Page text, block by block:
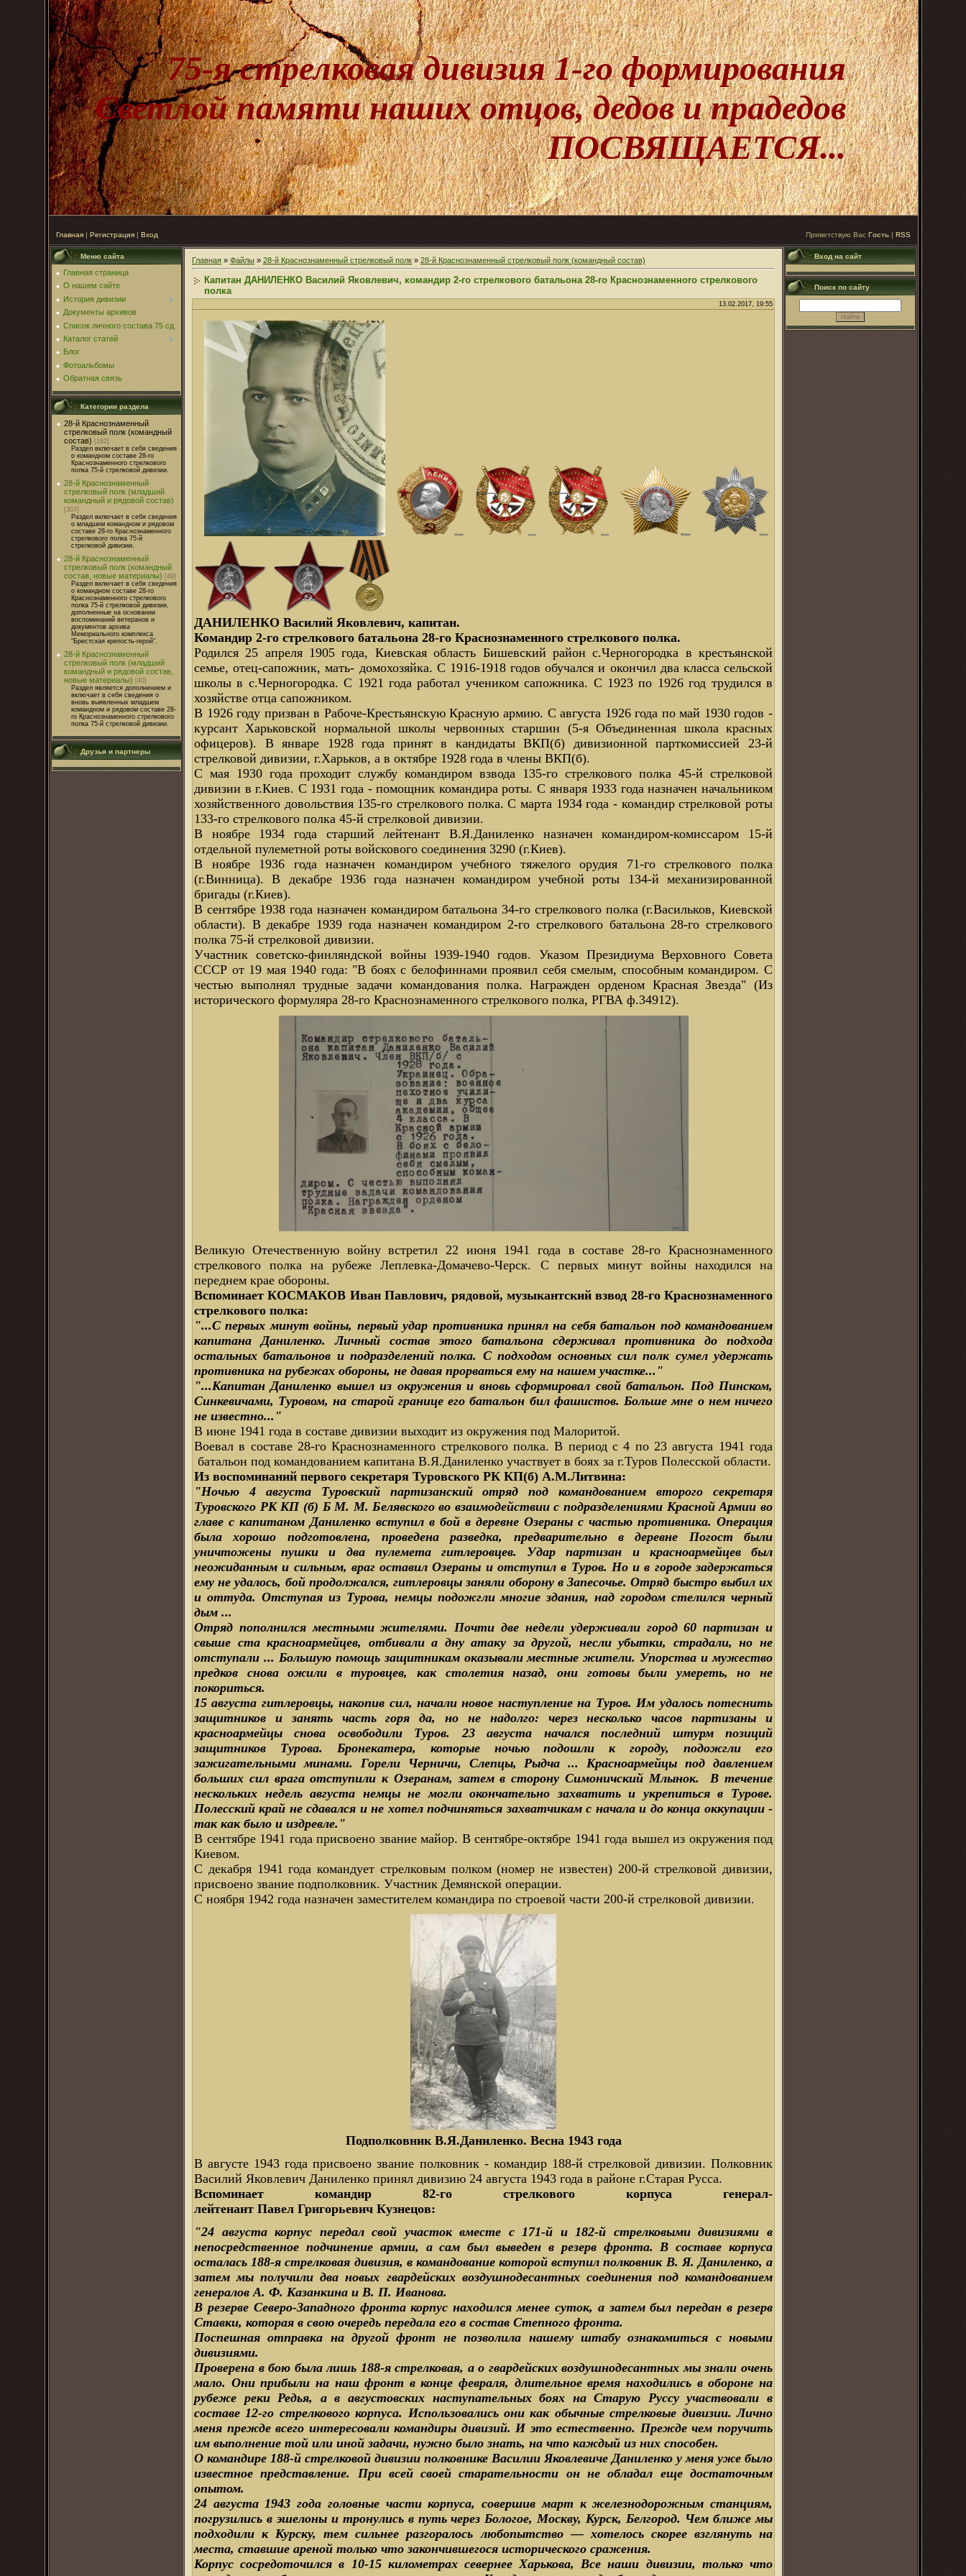
75-я стрелковая дивизия 1-го формирования
Светлой памяти наших отцов, дедов и прадедов
ПОСВЯЩАЕТСЯ...
Главная|Регистрация|Вход Приветствую Вас Гость| RSS
Меню сайта
Главная страница
О нашем сайте
История дивизии
Документы архивов
Список личного состава 75 сд
Каталог статей
Блог
Фотоальбомы
Обратная связь
Категории раздела
28-й Краснознаменный
стрелковый полк (командный
состав)
[162]
Раздел включает в себя сведения
о командном составе 28-го
Краснознаменного стрелкового
полка 75-й стрелковой дивизии.
28-й Краснознаменный
стрелковый полк (младший
командный и рядовой состав)
[307]
Раздел включает в себя сведения
о младшем командном и рядовом
составе 28-го Краснознаменного
стрелкового полка 75-й
стрелковой дивизии.
28-й Краснознаменный
стрелковый полк (командный
состав, новые материалы)
[49]
Раздел включает в себя сведения
о командном составе 28-го
Краснознаменного стрелкового
полка 75-й стрелковой дивизии,
дополненные на основании
воспоминаний ветеранов и
документов архива
Мемориального комплекса
"Брестская крепость-герой".
28-й Краснознаменный
стрелковый полк (младший
командный и рядовой состав,
новые материалы)
[40]
Раздел является дополнением и
включает в себя сведения о
вновь выявленных младшем
командном и рядовом составе 28-
го Краснознаменного стрелкового
полка 75-й стрелковой дивизии.
Друзья и партнеры
Главная » Файлы » 28-й Краснознаменный стрелковый полк » 28-й Краснознаменный стрелковый полк (командный состав)
Капитан ДАНИЛЕНКО Василий Яковлевич, командир 2-го стрелкового батальона 28-го Краснознаменного стрелкового
полка
13.02.2017, 19:55
ДАНИЛЕНКО Василий Яковлевич, капитан.
Командир 2-го стрелкового батальона 28-го Краснознаменного стрелкового полка.
Родился 25 апреля 1905 года, Киевская область Бишевский район с.Черногородка в крестьянской
семье, отец-сапожник, мать- домохозяйка. С 1916-1918 годов обучался и окончил два класса сельской
школы в с.Черногородка. С 1921 года работал учеником сапожника. С 1923 по 1926 год трудился в
хозяйстве отца сапожником.
В 1926 году призван в Рабоче-Крестьянскую Красную армию. С августа 1926 года по май 1930 годов -
курсант Харьковской нормальной школы червонных старшин (5-я Объединенная школа красных
офицеров). В январе 1928 года принят в кандидаты ВКП(б) дивизионной парткомиссией 23-й
стрелковой дивизии, г.Харьков, а в октябре 1928 года в члены ВКП(б).
С мая 1930 года проходит службу командиром взвода 135-го стрелкового полка 45-й стрелковой
дивизии в г.Киев. С 1931 года - помощник командира роты. С января 1933 года назначен начальником
хозяйственного довольствия 135-го стрелкового полка. С марта 1934 года - командир стрелковой роты
133-го стрелкового полка 45-й стрелковой дивизии.
В ноябре 1934 года старший лейтенант В.Я.Даниленко назначен командиром-комиссаром 15-й
отдельной пулеметной роты войскового соединения 3290 (г.Киев).
В ноябре 1936 года назначен командиром учебного тяжелого орудия 71-го стрелкового полка
(г.Винница). В декабре 1936 года назначен командиром учебной роты 134-й механизированной
бригады (г.Киев).
В сентябре 1938 года назначен командиром батальона 34-го стрелкового полка (г.Васильков, Киевской
области). В декабре 1939 года назначен командиром 2-го стрелкового батальона 28-го стрелкового
полка 75-й стрелковой дивизии.
Участник советско-финляндской войны 1939-1940 годов. Указом Президиума Верховного Совета
СССР от 19 мая 1940 года: "В боях с белофиннами проявил себя смелым, способным командиром. С
честью выполнял трудные задачи командования полка. Награжден орденом Красная Звезда" (Из
исторического формуляра 28-го Краснознаменного стрелкового полка, РГВА ф.34912).
Великую Отечественную войну встретил 22 июня 1941 года в составе 28-го Краснознаменного
стрелкового полка на рубеже Леплевка-Домачево-Черск. С первых минут войны находился на
переднем крае обороны.
Вспоминает КОСМАКОВ Иван Павлович, рядовой, музыкантский взвод 28-го Краснознаменного
стрелкового полка:
"...С первых минут войны, первый удар противника принял на себя батальон под командованием
капитана Даниленко. Личный состав этого батальона сдерживал противника до подхода
остальных батальонов и подразделений полка. С подходом основных сил полк сумел удержать
противника на рубежах обороны, не давая прорваться ему на нашем участке..."
"...Капитан Даниленко вышел из окружения и вновь сформировал свой батальон. Под Пинском,
Синкевичами, Туровом, на старой границе его батальон бил фашистов. Больше мне о нем ничего
не известно..."
В июне 1941 года в составе дивизии выходит из окружения под Малоритой.
Воевал в составе 28-го Краснознаменного стрелкового полка. В период с 4 по 23 августа 1941 года
батальон под командованием капитана В.Я.Даниленко участвует в боях за г.Туров Полесской области.
Из воспоминаний первого секретаря Туровского РК КП(б) А.М.Литвина:
"Ночью 4 августа Туровский партизанский отряд под командованием второго секретаря
Туровского РК КП (б) Б М. М. Белявского во взаимодействии с подразделениями Красной Армии во
главе с капитаном Даниленко вступил в бой в деревне Озераны с частью противника. Операция
была хорошо подготовлена, проведена разведка, предварительно в деревне Погост были
уничтожены пушки и два пулемета гитлеровцев. Удар партизан и красноармейцев был
неожиданным и сильным, враг оставил Озераны и отступил в Туров. Но и в городе задержаться
ему не удалось, бой продолжался, гитлеровцы заняли оборону в Запесочье. Отряд быстро выбил их
и оттуда. Отступая из Турова, немцы подожгли многие здания, над городом стелился черный
дым ...
Отряд пополнился местными жителями. Почти две недели удерживали город 60 партизан и
свыше ста красноармейцев, отбивали а дну атаку за другой, несли убытки, страдали, но не
отступали ... Большую помощь защитникам оказывали местные жители. Упорства и мужество
предков снова ожили в туровцев, как столетия назад, они готовы были умереть, но не
покориться.
15 августа гитлеровцы, накопив сил, начали новое наступление на Туров. Им удалось потеснить
защитников и занять часть горя да, но не надолго: через несколько часов партизаны и
красноармейцы снова освободили Туров. 23 августа начался последний штурм позиций
защитников Турова. Бронекатера, которые ночью подошли к городу, подожгли его
зажигательными минами. Горели Черничи, Слепцы, Рыдча ... Красноармейцы под давлением
больших сил врага отступили к Озеранам, затем в сторону Симоничский Млынок. В течение
нескольких недель августа немцы не могли окончательно захватить и укрепиться в Турове.
Полесский край не сдавался и не хотел подчиняться захватчикам с начала и до конца оккупации -
так как было и издревле."
В сентябре 1941 года присвоено звание майор. В сентябре-октябре 1941 года вышел из окружения под
Киевом.
С декабря 1941 года командует стрелковым полком (номер не известен) 200-й стрелковой дивизии,
присвоено звание подполковник. Участник Демянской операции.
С ноября 1942 года назначен заместителем командира по строевой части 200-й стрелковой дивизии.
Подполковник В.Я.Даниленко. Весна 1943 года
В августе 1943 года присвоено звание полковник - командир 188-й стрелковой дивизии. Полковник
Василий Яковлевич Даниленко принял дивизию 24 августа 1943 года в районе г.Старая Русса.
Вспоминает командир 82-го стрелкового корпуса генерал-
лейтенант Павел Григорьевич Кузнецов:
"24 августа корпус передал свой участок вместе с 171-й и 182-й стрелковыми дивизиями в
непосредственное подчинение армии, а сам был выведен в резерв фронта. В составе корпуса
осталась 188-я стрелковая дивизия, в командование которой вступил полковник В. Я. Даниленко, а
затем мы получили два новых гвардейских воздушнодесантных соединения под командованием
генералов А. Ф. Казанкина и В. П. Иванова.
B резерве Северо-Западного фронта корпус находился менее суток, а затем был передан в резерв
Ставки, которая в свою очередь передала его в состав Степного фронта.
Поспешная отправка на другой фронт не позволила нашему штабу ознакомиться с новыми
дивизиями.
Проверена в бою была лишь 188-я стрелковая, а о гвардейских воздушнодесантных мы знали очень
мало. Они прибыли на наш фронт в конце февраля, длительное время находились в обороне на
рубеже реки Редья, а в августовских наступательных боях на Старую Руссу участвовали в
составе 12-го стрелкового корпуса. Использовались они как обычные стрелковые дивизии. Лично
меня прежде всего интересовали командиры дивизий. И это естественно. Прежде чем поручить
им выполнение той или иной задачи, нужно было знать, на что каждый из них способен.
О командире 188-й стрелковой дивизии полковнике Василии Яковлевиче Даниленко у меня уже было
известное представление. При всей своей старательности он не обладал еще достаточным
опытом.
24 августа 1943 года головные части корпуса, совершив март к железнодорожным станциям,
погрузились в эшелоны и тронулись в путь через Бологое, Москву, Курск, Белгород. Чем ближе мы
подходили к Курску, тем сильнее разгоралось любопытство — хотелось скорее взглянуть на
места, ставшие ареной только что закончившегося исторического сражения.
Корпус сосредоточился в 10-15 километрах севернее Харькова, Все наши дивизии, только что
Вход на сайт
Поиск по сайту